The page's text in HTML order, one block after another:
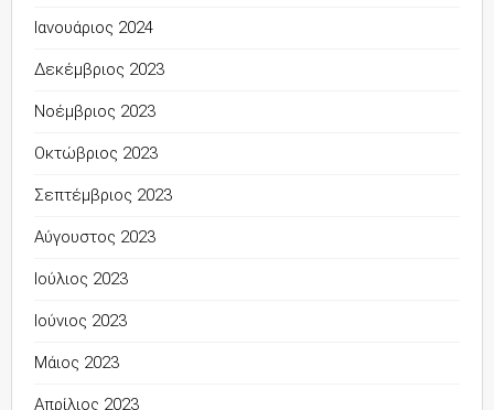
Ιανουάριος 2024
Δεκέμβριος 2023
Νοέμβριος 2023
Οκτώβριος 2023
Σεπτέμβριος 2023
Αύγουστος 2023
Ιούλιος 2023
Ιούνιος 2023
Μάιος 2023
Απρίλιος 2023